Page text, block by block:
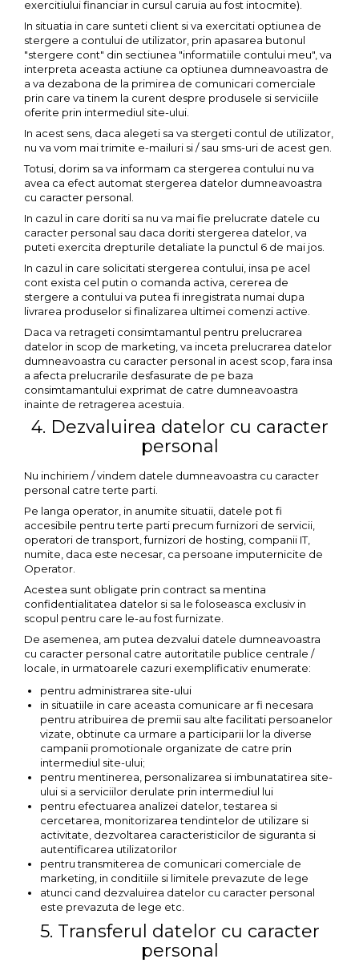
exercitiului financiar in cursul caruia au fost intocmite).
In situatia in care sunteti client si va exercitati optiunea de
stergere a contului de utilizator, prin apasarea butonul
"stergere cont" din sectiunea "informatiile contului meu", va
interpreta aceasta actiune ca optiunea dumneavoastra de
a va dezabona de la primirea de comunicari comerciale
prin care va tinem la curent despre produsele si serviciile
oferite prin intermediul site-ului.
In acest sens, daca alegeti sa va stergeti contul de utilizator,
nu va vom mai trimite e-mailuri si / sau sms-uri de acest gen.
Totusi, dorim sa va informam ca stergerea contului nu va
avea ca efect automat stergerea datelor dumneavoastra
cu caracter personal.
In cazul in care doriti sa nu va mai fie prelucrate datele cu
caracter personal sau daca doriti stergerea datelor, va
puteti exercita drepturile detaliate la punctul 6 de mai jos.
In cazul in care solicitati stergerea contului, insa pe acel
cont exista cel putin o comanda activa, cererea de
stergere a contului va putea fi inregistrata numai dupa
livrarea produselor si finalizarea ultimei comenzi active.
Daca va retrageti consimtamantul pentru prelucrarea
datelor in scop de marketing, va inceta prelucrarea datelor
dumneavoastra cu caracter personal in acest scop, fara insa
a afecta prelucrarile desfasurate de pe baza
consimtamantului exprimat de catre dumneavoastra
inainte de retragerea acestuia.
4. Dezvaluirea datelor cu caracter
personal
Nu inchiriem / vindem datele dumneavoastra cu caracter
personal catre terte parti.
Pe langa operator, in anumite situatii, datele pot fi
accesibile pentru terte parti precum furnizori de servicii,
operatori de transport, furnizori de hosting, companii IT,
numite, daca este necesar, ca persoane imputernicite de
Operator.
Acestea sunt obligate prin contract sa mentina
confidentialitatea datelor si sa le foloseasca exclusiv in
scopul pentru care le-au fost furnizate.
De asemenea, am putea dezvalui datele dumneavoastra
cu caracter personal catre autoritatile publice centrale /
locale, in urmatoarele cazuri exemplificativ enumerate:
pentru administrarea site-ului
in situatiile in care aceasta comunicare ar fi necesara
pentru atribuirea de premii sau alte facilitati persoanelor
vizate, obtinute ca urmare a participarii lor la diverse
campanii promotionale organizate de catre prin
intermediul site-ului;
pentru mentinerea, personalizarea si imbunatatirea site-
ului si a serviciilor derulate prin intermediul lui
pentru efectuarea analizei datelor, testarea si
cercetarea, monitorizarea tendintelor de utilizare si
activitate, dezvoltarea caracteristicilor de siguranta si
autentificarea utilizatorilor
pentru transmiterea de comunicari comerciale de
marketing, in conditiile si limitele prevazute de lege
atunci cand dezvaluirea datelor cu caracter personal
este prevazuta de lege etc.
5. Transferul datelor cu caracter
personal